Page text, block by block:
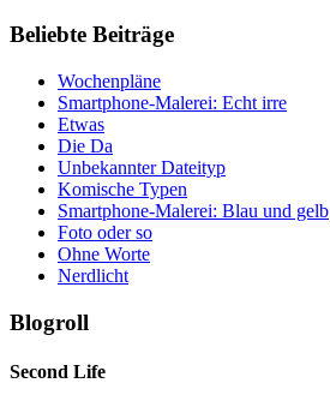
Beliebte Beiträge
Wochenpläne
Smartphone-Malerei: Echt irre
Etwas
Die Da
Unbekannter Dateityp
Komische Typen
Smartphone-Malerei: Blau und gelb
Foto oder so
Ohne Worte
Nerdlicht
Blogroll
Second Life